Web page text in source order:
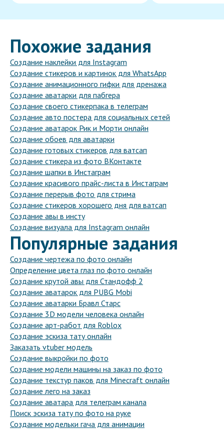
Похожие задания
Создание наклейки для Instagram
Создание стикеров и картинок для WhatsApp
Создание анимационного гифки для дренажа
Создание аватарки для пабгера
Создание своего стикерпака в телеграм
Создание авто постера для социальных сетей
Создание аватарок Рик и Морти онлайн
Создание обоев для аватарки
Создание готовых стикеров для ватсап
Создание стикера из фото ВКонтакте
Создание шапки в Инстаграм
Создание красивого прайс-листа в Инстаграм
Создание перерыв фото для стрима
Создание стикеров хорошего дня для ватсап
Создание авы в инсту
Создание визуала для Instagram онлайн
Популярные задания
Создание чертежа по фото онлайн
Определение цвета глаз по фото онлайн
Создание крутой авы для Стандофф 2
Создание аватарок для PUBG Mobi
Создание аватарки Бравл Старс
Создание 3D модели человека онлайн
Создание арт-работ для Roblox
Создание эскиза тату онлайн
Заказать vtuber модель
Создание выкройки по фото
Создание модели машины на заказ по фото
Создание текстур паков для Minecraft онлайн
Создание лего на заказ
Создание аватара для телеграм канала
Поиск эскиза тату по фото на руке
Создание модельки гача для анимации